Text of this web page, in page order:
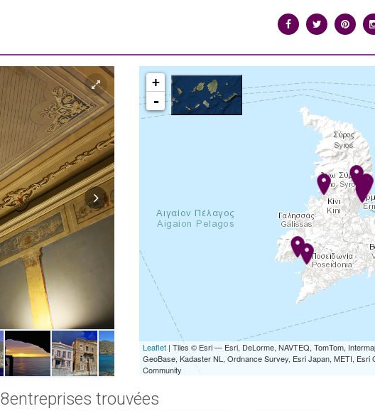
syros_vaporia_F268133321.jpg
+
-
Leaflet | Tiles © Esri — Esri, DeLorme, NAVTEQ, TomTom,
GeoBase, Kadaster NL, Ordnance Survey, Esri Japan, METI, Esri
Community
8entreprises trouvées